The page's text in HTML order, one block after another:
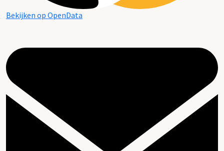
Bekijken op OpenData